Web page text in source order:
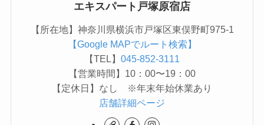
エキスパート戸塚原宿店
【所在地】神奈川県横浜市戸塚区東俣野町975-1
【Google MAPでルート検索】
【TEL】 045-852-3111
【営業時間】10：00〜19：00
【定休日】なし ※年末年始休業あり
店舗詳細ページ